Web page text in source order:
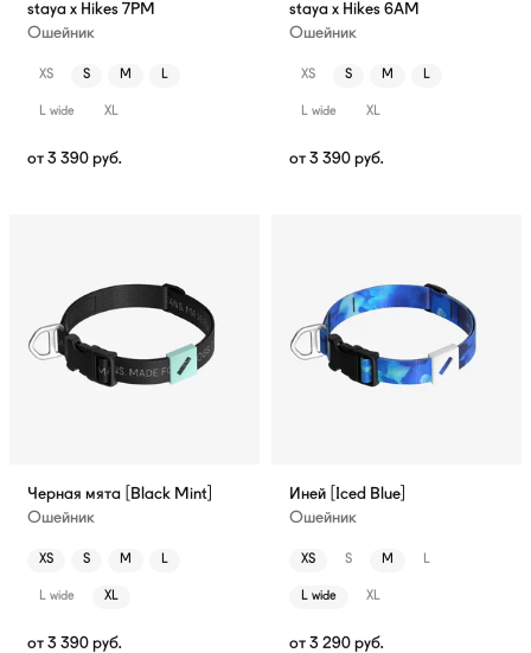
staya x Hikes 7PM
Ошейник
XS S M L
L wide XL
от 3 390 руб.
staya x Hikes 6AM
Ошейник
XS S M L
L wide XL
от 3 390 руб.
Черная мята [Black Mint]
Ошейник
XS S M L
L wide XL
от 3 390 руб.
Иней [Iced Blue]
Ошейник
XS S M L
L wide XL
от 3 290 руб.